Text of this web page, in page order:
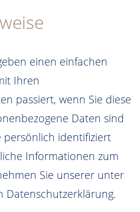
einen einfachen
Ihren
passiert, wenn Sie diese
Daten sind
persönlich identifiziert
Informationen zum
Sie unserer unter
Datenschutzerklärung.